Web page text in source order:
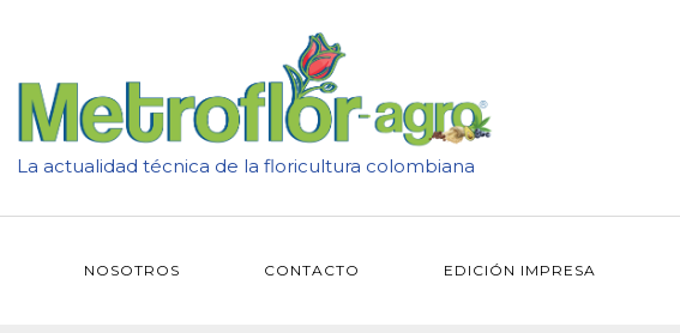
La actualidad técnica de la floricultura colombiana
NOSOTROS CONTACTO EDICIÓN IMPRESA